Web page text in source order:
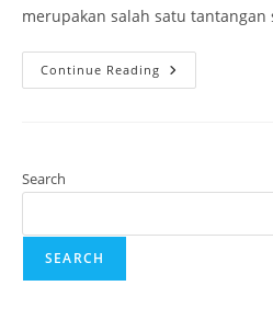
merupakan salah satu
Continue Reading
Search
SEARCH